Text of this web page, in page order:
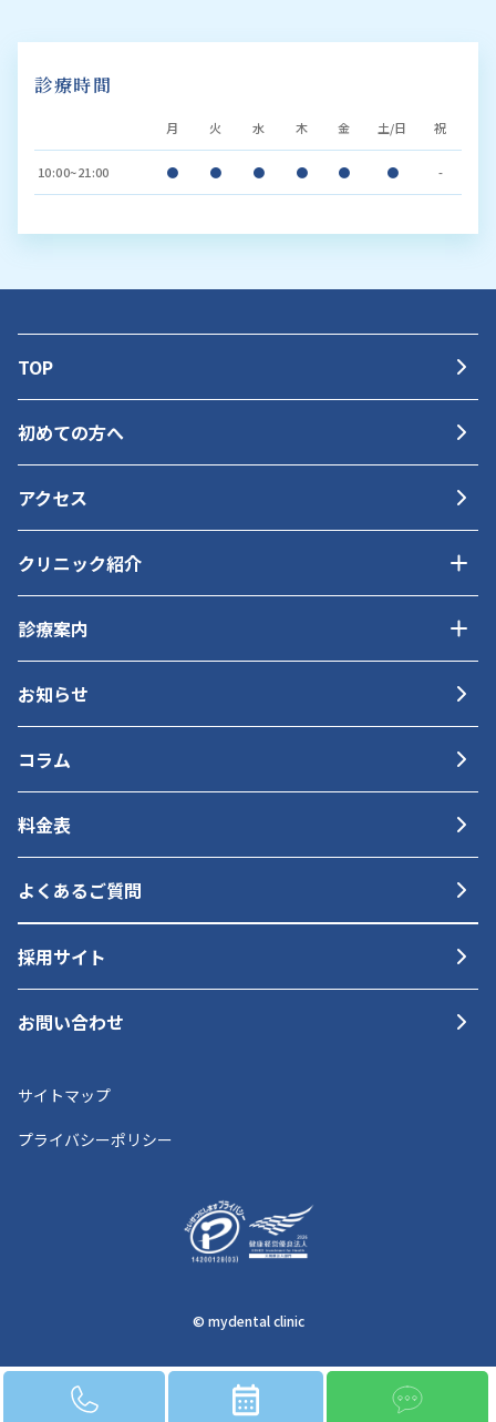
診療時間
月 火 水 木 金 土/日 祝
10:00~21:00 ● ● ● ● ● ● -
TOP
初めての方へ
アクセス
クリニック紹介
診療案内
お知らせ
コラム
料金表
よくあるご質問
採用サイト
お問い合わせ
サイトマップ
プライバシーポリシー
© mydental clinic